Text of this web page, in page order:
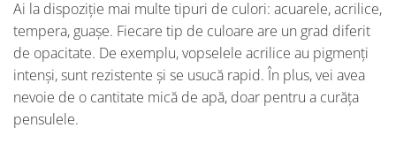
Ai la dispoziție mai multe tipuri de culori: acuarele, acrilice,
tempera, guașe. Fiecare tip de culoare are un grad diferit
de opacitate. De exemplu, vopselele acrilice au pigmenți
intenși, sunt rezistente și se usucă rapid. În plus, vei avea
nevoie de o cantitate mică de apă, doar pentru a curăța
pensulele.